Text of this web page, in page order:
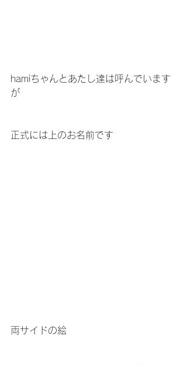
hamiちゃんとあたし達は呼んでいます
が
正式には上のお名前です
両サイドの絵